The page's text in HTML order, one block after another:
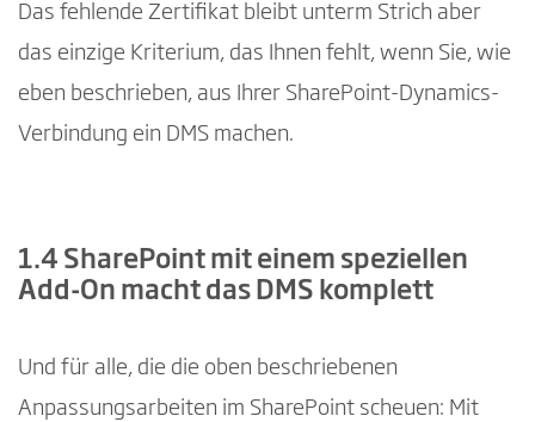
Das fehlende Zertifikat bleibt unterm Strich aber
das einzige Kriterium, das Ihnen fehlt, wenn Sie, wie
eben beschrieben, aus Ihrer SharePoint-Dynamics-
Verbindung ein DMS machen.
1.4 SharePoint mit einem speziellen
Add-On macht das DMS komplett
Und für alle, die die oben beschriebenen
Anpassungsarbeiten im SharePoint scheuen: Mit